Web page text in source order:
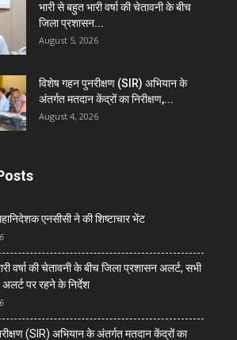
भारी से बहुत भारी वर्षा की चेतावनी के बीच
जिला प्रशासन...
August 5, 2026
विशेष गहन पुनरीक्षण (SIR) अभियान के
अंतर्गत मतदान केंद्रों का निरीक्षण,...
August 4, 2026
एनसीसी ने की शिष्टाचार भेंट
वर्षा की चेतावनी के बीच जिला प्रशासन अलर्ट, सभी
अलर्ट पर रहने के निर्देश
(SIR) अभियान के अंतर्गत मतदान केंद्रों का